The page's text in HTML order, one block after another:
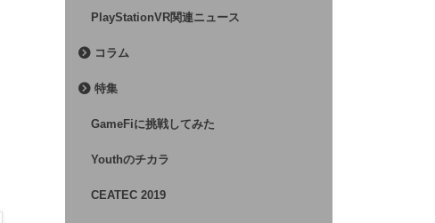
PlayStationVR関連ニュース
コラム
特集
GameFiに挑戦してみた
Youthのチカラ
CEATEC 2019